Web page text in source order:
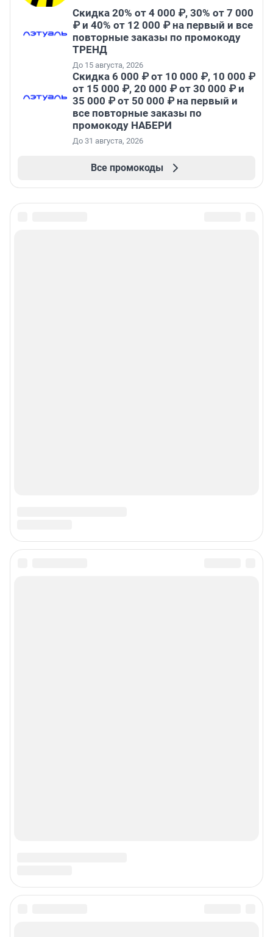
Скидка 20% от 4 000 ₽, 30% от 7 000
₽ и 40% от 12 000 ₽ на первый и все
повторные заказы по промокоду
ТРЕНД
До 15 августа, 2026
Скидка 6 000 ₽ от 10 000 ₽, 10 000 ₽
от 15 000 ₽, 20 000 ₽ от 30 000 ₽ и
35 000 ₽ от 50 000 ₽ на первый и
все повторные заказы по
промокоду НАБЕРИ
До 31 августа, 2026
Все промокоды